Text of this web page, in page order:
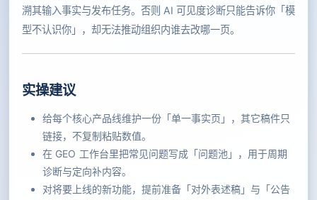
溯其输入事实与发布任务。否则 AI 可见度诊断只能告诉你「模
型不认识你」，却无法推动组织内谁去改哪一页。
实操建议
给每个核心产品线维护一份「单一事实页」，其它稿件只
链接，不复制粘贴数值。
在 GEO 工作台里把常见问题写成「问题池」，用于周期
诊断与定向补内容。
对将要上线的新功能，提前准备「对外表述稿」与「公告